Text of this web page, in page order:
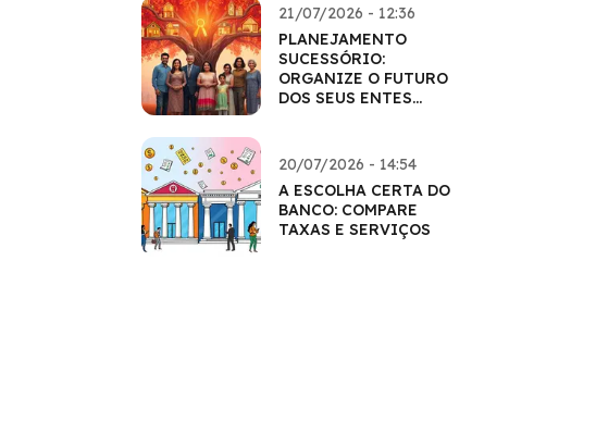
21/07/2026 - 12:36
PLANEJAMENTO
SUCESSÓRIO:
ORGANIZE O FUTURO
DOS SEUS ENTES
20/07/2026 - 14:54
A ESCOLHA CERTA DO
BANCO: COMPARE
TAXAS E SERVIÇOS